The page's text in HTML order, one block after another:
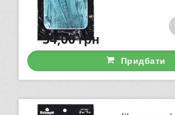
54,00грн
Придбати